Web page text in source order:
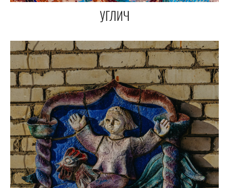
УГЛИЧ